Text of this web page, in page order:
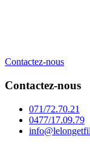
Contactez-nous
Contactez-nous
071/72.70.21
0477/17.09.79